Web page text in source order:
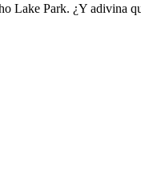
Lake Park. ¿Y adivina